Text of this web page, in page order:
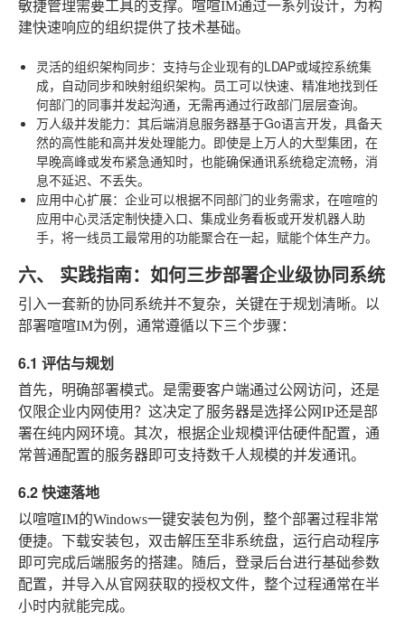
敏捷管理需要工具的支撑。喧喧IM通过一系列设计，为构
建快速响应的组织提供了技术基础。
灵活的组织架构同步：支持与企业现有的LDAP或域控系统集
成，自动同步和映射组织架构。员工可以快速、精准地找到任
何部门的同事并发起沟通，无需再通过行政部门层层查询。
万人级并发能力：其后端消息服务器基于Go语言开发，具备天
然的高性能和高并发处理能力。即使是上万人的大型集团，在
早晚高峰或发布紧急通知时，也能确保通讯系统稳定流畅，消
息不延迟、不丢失。
应用中心扩展：企业可以根据不同部门的业务需求，在喧喧的
应用中心灵活定制快捷入口、集成业务看板或开发机器人助
手，将一线员工最常用的功能聚合在一起，赋能个体生产力。
六、 实践指南：如何三步部署企业级协同系统
引入一套新的协同系统并不复杂，关键在于规划清晰。以
部署喧喧IM为例，通常遵循以下三个步骤：
6.1 评估与规划
首先，明确部署模式。是需要客户端通过公网访问，还是
仅限企业内网使用？这决定了服务器是选择公网IP还是部
署在纯内网环境。其次，根据企业规模评估硬件配置，通
常普通配置的服务器即可支持数千人规模的并发通讯。
6.2 快速落地
以喧喧IM的Windows一键安装包为例，整个部署过程非常
便捷。下载安装包，双击解压至非系统盘，运行启动程序
即可完成后端服务的搭建。随后，登录后台进行基础参数
配置，并导入从官网获取的授权文件，整个过程通常在半
小时内就能完成。